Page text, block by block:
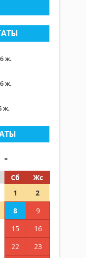
ж.
ж.
ж.
»
Сб
Жс
1
2
8
9
15
16
22
23